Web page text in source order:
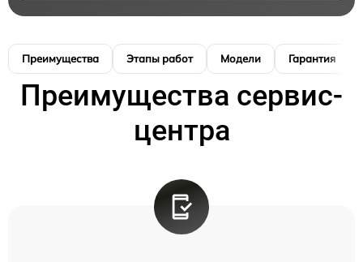
Преимущества Этапы работ Модели Гарантия
Преимущества сервис-
центра